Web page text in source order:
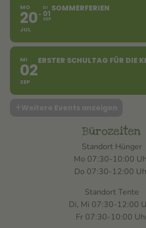
MO
20
JUL
DI
01
SEP
SOMMERFERIEN
MI
02
SEP
ERSTER SCHULTAG FÜR DIE
Bürozeiten
Standort Hünger
Mo 07:30-10:00
Do 07:30-12:00
Standort Tente
Di, Mi 07:30-12:00
Fr 07:30-10:00